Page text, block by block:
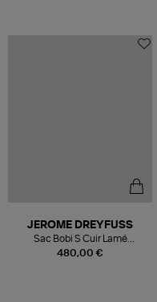
480,00 €
JEROME DREYFUSS
Sac Bobi S Cuir Lamé
Champagne